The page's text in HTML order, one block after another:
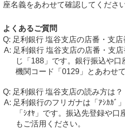
座名義をあわせて確認してください
よくあるご質問
足利銀行 塩谷支店の店番・支店
足利銀行 塩谷支店の店番・支
じ「188」です。銀行振込や
機関コード「0129」とあわせ
足利銀行 塩谷支店の読み方は？
足利銀行のフリガナは「ｱｼｶｶﾞ
「ｼｵﾔ」です。振込先登録や
もご活用ください。